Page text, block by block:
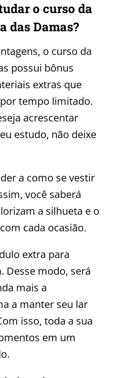
o curso da
das Damas?
o curso da
possui bônus
extras que
tempo limitado.
acrescentar
estudo, não deixe
a como se vestir
você saberá
a silhueta e o
cada ocasião.
extra para
Desse modo, será
mais a
a manter seu lar
isso, toda a sua
em um